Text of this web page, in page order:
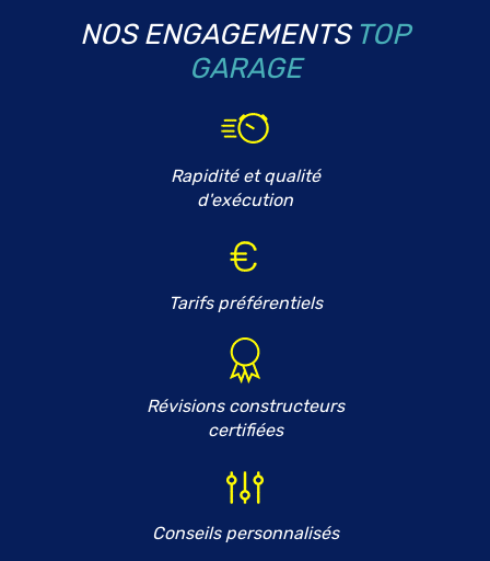
NOS ENGAGEMENTS TOP
GARAGE
Rapidité et qualité
d'exécution
Tarifs préférentiels
Révisions constructeurs
certifiées
Conseils personnalisés